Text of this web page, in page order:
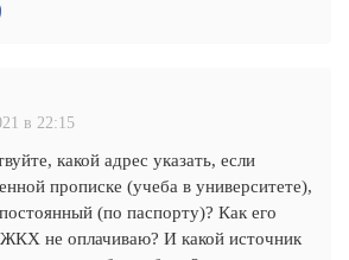
в 22:15
какой адрес указать, если
прописке (учеба в университете),
(по паспорту)? Как его
ЖКХ не оплачиваю? И какой источник